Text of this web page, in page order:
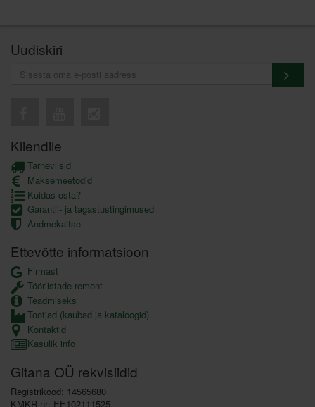
Uudiskiri
Kliendile
Tarneviisid
Maksemeetodid
Kuidas osta?
Garantii- ja tagastustingimused
Andmekaitse
Ettevõtte informatsioon
Firmast
Tööriistade remont
Teadmiseks
Tootjad (kaubad ja kataloogid)
Kontaktid
Kasulik info
Gitana OÜ rekvisiidid
Registrikood: 14565680
KMKR nr: EE102111525